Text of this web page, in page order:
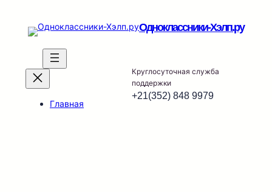
содержимому
Одноклассники-Хэлп.ру
Главная
Круглосуточная служба
поддержки
+21(352) 848 9979